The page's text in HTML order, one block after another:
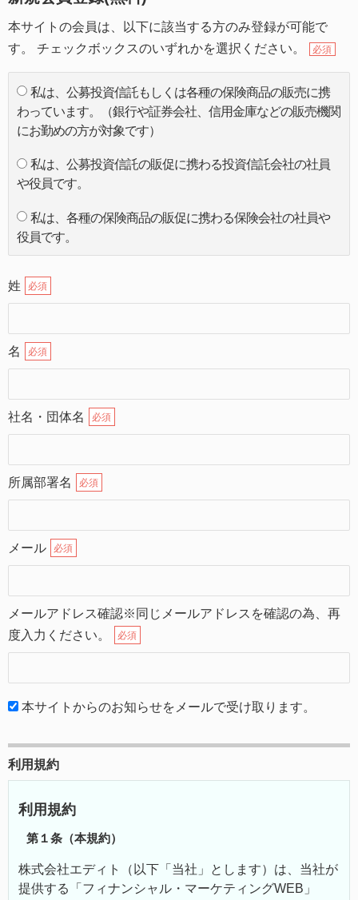
本サイトの会員は、以下に該当する方のみ登録が可能で
す。 チェックボックスのいずれかを選択ください。
必須
私は、公募投資信託もしくは各種の保険商品の販売に携
わっています。（銀行や証券会社、信用金庫などの販売機関
にお勤めの方が対象です）
私は、公募投資信託の販促に携わる投資信託会社の社員
や役員です。
私は、各種の保険商品の販促に携わる保険会社の社員や
役員です。
姓 必須
名 必須
社名・団体名 必須
所属部署名 必須
メール 必須
メールアドレス確認※同じメールアドレスを確認の為、再
度入力ください。
必須
本サイトからのお知らせをメールで受け取ります。
利用規約
利用規約
第１条（本規約）
株式会社エディト（以下「当社」とします）は、当社が
提供する「フィナンシャル・マーケティングWEB」